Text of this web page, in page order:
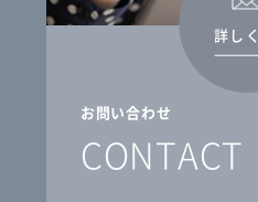
お問い合わせ
CONTACT
詳しく